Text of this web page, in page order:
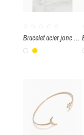
Bracelet acier jonc arbre de vie et pierre turquoise
Blanc
Or